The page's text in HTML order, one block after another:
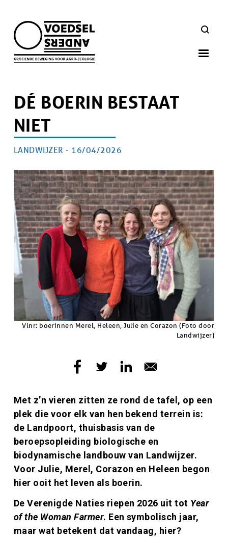
main
navigation
ZOEKEN
DÉ BOERIN BESTAAT
NIET
Artikel
AUTEUR
LANDWIJZER - PUBLICATIEDATUM
16/04/2026
Afbeelding
Afbeelding
Copyright
Vlnr: boerinnen Merel, Heleen, Julie en Corazon (Foto door
Landwijzer)
Inleiding
Met z’n vieren zitten ze rond de tafel, op een
plek die voor elk van hen bekend terrein is:
de Landpoort, thuisbasis van de
beroepsopleiding biologische en
biodynamische landbouw van Landwijzer.
Voor Julie, Merel, Corazon en Heleen begon
hier ooit het leven als boerin.
De Verenigde Naties riepen 2026 uit tot Year
of the Woman Farmer. Een symbolisch jaar,
maar wat betekent dat vandaag, hier?